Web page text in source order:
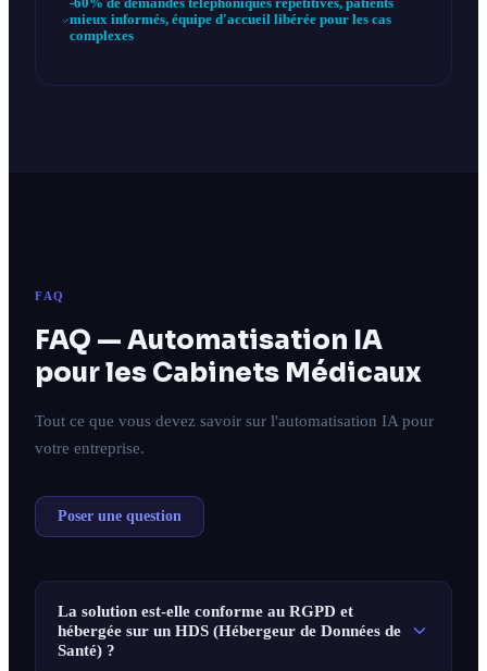
-60% de demandes téléphoniques répétitives, patients
mieux informés, équipe d'accueil libérée pour les cas
complexes
FAQ
FAQ — Automatisation IA
pour les Cabinets Médicaux
Tout ce que vous devez savoir sur l'automatisation IA pour
votre entreprise.
Poser une question
La solution est-elle conforme au RGPD et
hébergée sur un HDS (Hébergeur de Données de
Santé) ?